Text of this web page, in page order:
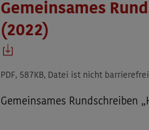
Gemeinsames
(2022)
PDF, 587KB, Datei ist nicht barrierefrei
Gemeinsames Rundschreiben